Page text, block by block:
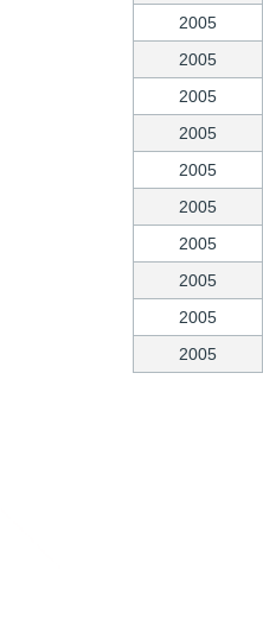
2005
2005
2005
2005
2005
2005
2005
2005
2005
2005